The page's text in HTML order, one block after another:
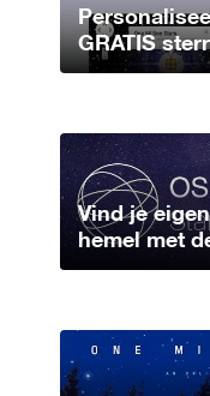
GRATIS
Vind je
hemel met